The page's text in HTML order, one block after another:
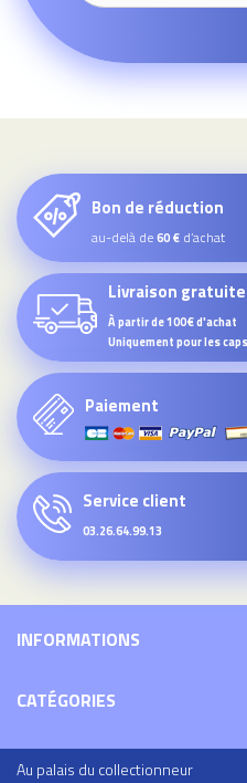
Bon de réduction
au-delà de60 € d’achat
Livraison gratuite
À partir de 100€ d'achat
Uniquement pour les
Paiement
Service client
03.26.64.99.13
INFORMATIONS
CATÉGORIES
Au palais du collectionneur